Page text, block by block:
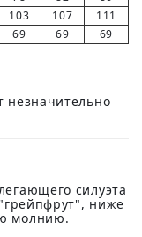
103 107
111
69 69 69
незначительно
силуэта
ниже
молнию.